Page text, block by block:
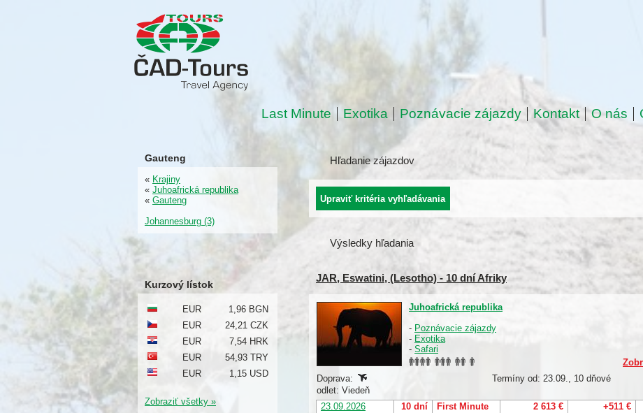
Last Minute Exotika Poznávacie zájazdy Kontakt O nás
Hľadanie zájazdov
Výsledky hľadania
JAR, Eswatini, (Lesotho) - 10 dní Afriky
Juhoafrická republika
- Poznávacie zájazdy
- Exotika
- Safari
Doprava:
Termíny od: 23.09., 10 dňové
odlet: Viedeň
23.09.2026
10 dní First Minute 2 613 € +511 €
Gauteng
« Krajiny
« Juhoafrická republika
« Gauteng
Johannesburg (3)
Kurzový lístok
EUR
1,96 BGN
EUR
24,21 CZK
EUR
7,54 HRK
EUR
54,93 TRY
EUR
1,15 USD
Zobraziť všetky »